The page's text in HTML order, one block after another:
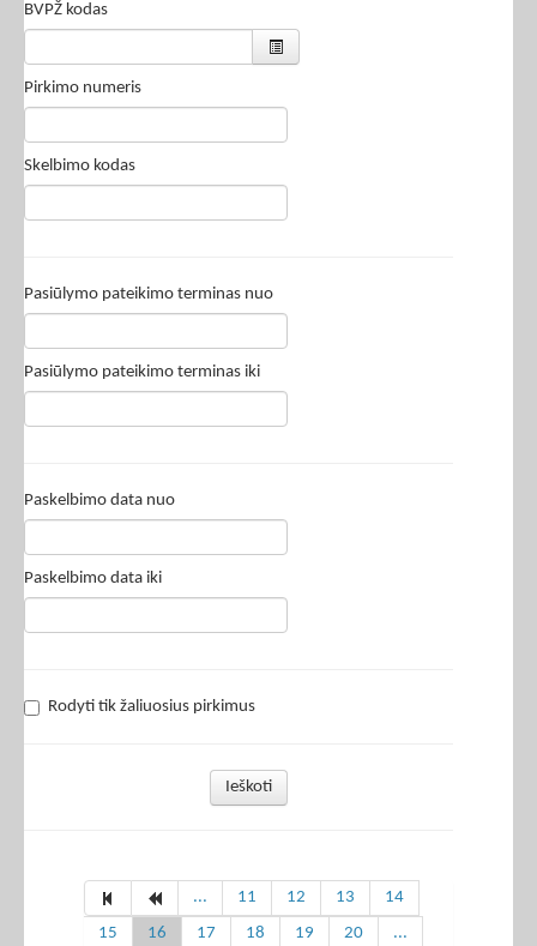
BVPŽ kodas
Pirkimo numeris
Skelbimo kodas
Pasiūlymo pateikimo terminas nuo
Pasiūlymo pateikimo terminas iki
Paskelbimo data nuo
Paskelbimo data iki
Rodyti tik žaliuosius pirkimus
Ieškoti
... 11 12 13
14
15
16 17 18 19 20 ...